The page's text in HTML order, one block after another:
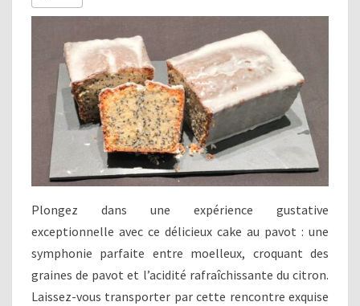
Plongez dans une expérience gustative
exceptionnelle avec ce délicieux cake au pavot : une
symphonie parfaite entre moelleux, croquant des
graines de pavot et l’acidité rafraîchissante du citron.
Laissez-vous transporter par cette rencontre exquise